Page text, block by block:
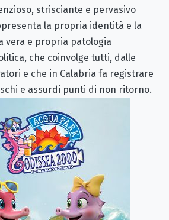
strisciante e pervasivo
la propria identità e la
vera e propria patologia
che coinvolge tutti, dalle
e che in Calabria fa registrare
e assurdi punti di non ritorno.